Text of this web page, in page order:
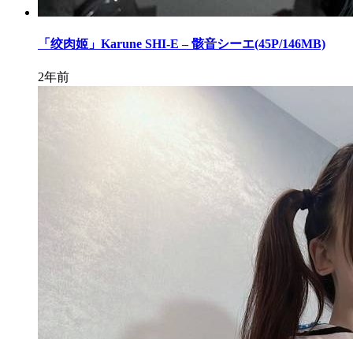
「绞肉姬」Karune SHI-E – 骸音シーエ(45P/146MB)
2年前